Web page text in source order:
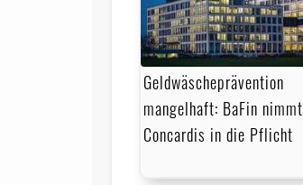
Geldwäscheprävention
mangelhaft: BaFin nimmt
Concardis in die Pflicht